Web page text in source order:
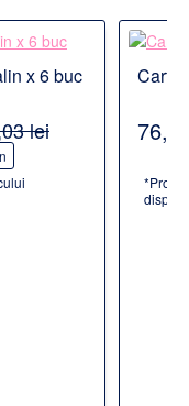
x 6 buc
lei
Detalii